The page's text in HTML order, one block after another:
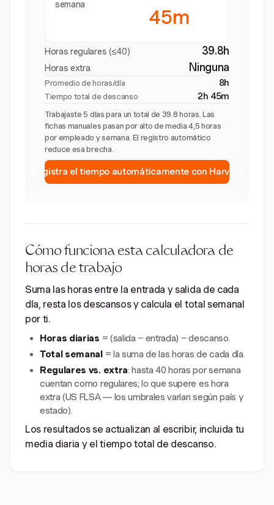
semana
45m
Horas regulares (≤40) 39.8h
Horas extra Ninguna
Promedio de horas/día 8h
Tiempo total de descanso 2h 45m
Trabajaste 5 días para un total de 39.8 horas. Las
fichas manuales pasan por alto de media 4,5 horas
por empleado y semana. El registro automático
reduce esa brecha.
Registra el tiempo automáticamente con Harvest
Cómo funciona esta calculadora de
horas de trabajo
Suma las horas entre la entrada y salida de cada
día, resta los descansos y calcula el total semanal
por ti.
Horas diarias = (salida − entrada) − descanso.
Total semanal= la suma de las horas de cada día.
Regulares vs. extra: hasta 40 horas por semana
cuentan como regulares; lo que supere es hora
extra (US FLSA — los umbrales varían según país y
estado).
Los resultados se actualizan al escribir, incluida tu
media diaria y el tiempo total de descanso.